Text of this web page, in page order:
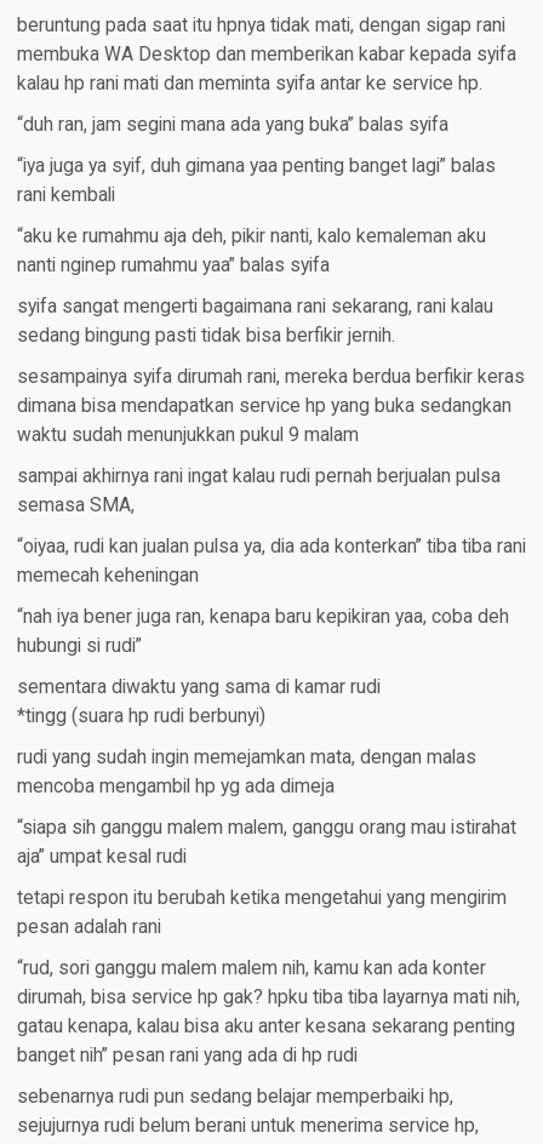
beruntung pada saat itu hpnya tidak mati, dengan sigap rani
membuka WA Desktop dan memberikan kabar kepada syifa
kalau hp rani mati dan meminta syifa antar ke service hp.
“duh ran, jam segini mana ada yang buka” balas syifa
“iya juga ya syif, duh gimana yaa penting banget lagi” balas
rani kembali
“aku ke rumahmu aja deh, pikir nanti, kalo kemaleman aku
nanti nginep rumahmu yaa” balas syifa
syifa sangat mengerti bagaimana rani sekarang, rani kalau
sedang bingung pasti tidak bisa berfikir jernih.
sesampainya syifa dirumah rani, mereka berdua berfikir keras
dimana bisa mendapatkan service hp yang buka sedangkan
waktu sudah menunjukkan pukul 9 malam
sampai akhirnya rani ingat kalau rudi pernah berjualan pulsa
semasa SMA,
“oiyaa, rudi kan jualan pulsa ya, dia ada konterkan” tiba tiba rani
memecah keheningan
“nah iya bener juga ran, kenapa baru kepikiran yaa, coba deh
hubungi si rudi”
sementara diwaktu yang sama di kamar rudi
*tingg (suara hp rudi berbunyi)
rudi yang sudah ingin memejamkan mata, dengan malas
mencoba mengambil hp yg ada dimeja
“siapa sih ganggu malem malem, ganggu orang mau istirahat
aja” umpat kesal rudi
tetapi respon itu berubah ketika mengetahui yang mengirim
pesan adalah rani
“rud, sori ganggu malem malem nih, kamu kan ada konter
dirumah, bisa service hp gak? hpku tiba tiba layarnya mati nih,
gatau kenapa, kalau bisa aku anter kesana sekarang penting
banget nih” pesan rani yang ada di hp rudi
sebenarnya rudi pun sedang belajar memperbaiki hp,
sejujurnya rudi belum berani untuk menerima service hp,